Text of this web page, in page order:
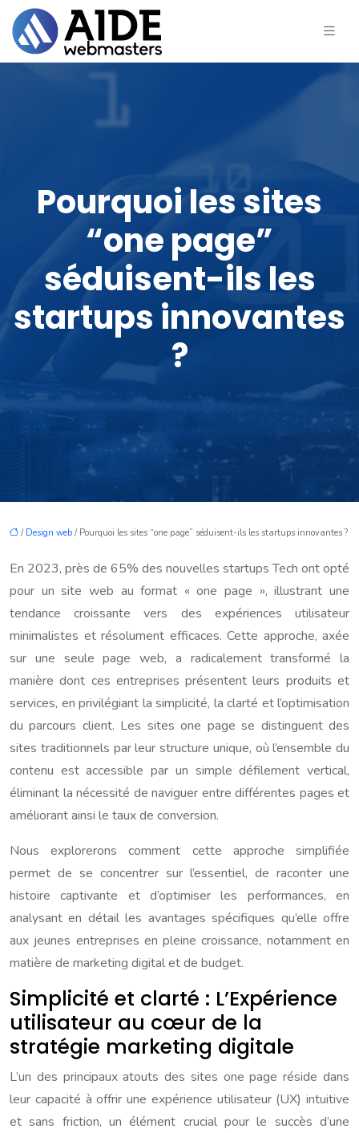
Pourquoi les sites
“one page”
séduisent-ils les
startups innovantes
?
/ Design web / Pourquoi les sites “one page” séduisent-ils les startups innovantes ?
En 2023, près de 65% des nouvelles startups Tech ont opté
pour un site web au format « one page », illustrant une
tendance croissante vers des expériences utilisateur
minimalistes et résolument efficaces. Cette approche, axée
sur une seule page web, a radicalement transformé la
manière dont ces entreprises présentent leurs produits et
services, en privilégiant la simplicité, la clarté et l’optimisation
du parcours client. Les sites one page se distinguent des
sites traditionnels par leur structure unique, où l’ensemble du
contenu est accessible par un simple défilement vertical,
éliminant la nécessité de naviguer entre différentes pages et
améliorant ainsi le taux de conversion.
Nous explorerons comment cette approche simplifiée
permet de se concentrer sur l’essentiel, de raconter une
histoire captivante et d’optimiser les performances, en
analysant en détail les avantages spécifiques qu’elle offre
aux jeunes entreprises en pleine croissance, notamment en
matière de marketing digital et de budget.
Simplicité et clarté : L’Expérience
utilisateur au cœur de la
stratégie marketing digitale
L’un des principaux atouts des sites one page réside dans
leur capacité à offrir une expérience utilisateur (UX) intuitive
et sans friction, un élément crucial pour le succès d’une